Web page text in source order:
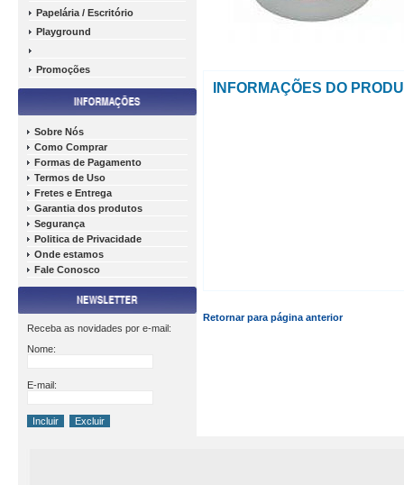
Papelária / Escritório
Playground
Promoções
Sobre Nós
Como Comprar
Formas de Pagamento
Termos de Uso
Fretes e Entrega
Garantia dos produtos
Segurança
Politica de Privacidade
Onde estamos
Fale Conosco
Receba as novidades por e-mail:
Nome:
E-mail:
INFORMAÇÕES DO
Retornar para página anterior